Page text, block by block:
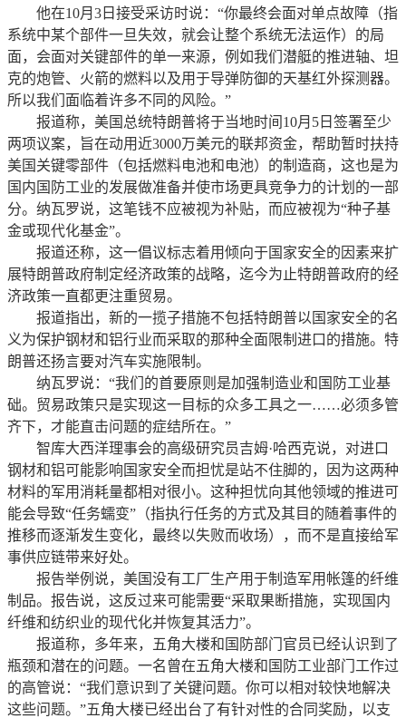
他在10月3日接受采访时说：“你最终会面对单点故障（指
系统中某个部件一旦失效，就会让整个系统无法运作）的局
面，会面对关键部件的单一来源，例如我们潜艇的推进轴、坦
克的炮管、火箭的燃料以及用于导弹防御的天基红外探测器。
所以我们面临着许多不同的风险。”
报道称，美国总统特朗普将于当地时间10月5日签署至少
两项议案，旨在动用近3000万美元的联邦资金，帮助暂时扶持
美国关键零部件（包括燃料电池和电池）的制造商，这也是为
国内国防工业的发展做准备并使市场更具竞争力的计划的一部
分。纳瓦罗说，这笔钱不应被视为补贴，而应被视为“种子基
金或现代化基金”。
报道还称，这一倡议标志着用倾向于国家安全的因素来扩
展特朗普政府制定经济政策的战略，迄今为止特朗普政府的经
济政策一直都更注重贸易。
报道指出，新的一揽子措施不包括特朗普以国家安全的名
义为保护钢材和铝行业而采取的那种全面限制进口的措施。特
朗普还扬言要对汽车实施限制。
纳瓦罗说：“我们的首要原则是加强制造业和国防工业基
础。贸易政策只是实现这一目标的众多工具之一……必须多管
齐下，才能直击问题的症结所在。”
智库大西洋理事会的高级研究员吉姆·哈西克说，对进口
钢材和铝可能影响国家安全而担忧是站不住脚的，因为这两种
材料的军用消耗量都相对很小。这种担忧向其他领域的推进可
能会导致“任务蠕变”（指执行任务的方式及其目的随着事件的
推移而逐渐发生变化，最终以失败而收场），而不是直接给军
事供应链带来好处。
报告举例说，美国没有工厂生产用于制造军用帐篷的纤维
制品。报告说，这反过来可能需要“采取果断措施，实现国内
纤维和纺织业的现代化并恢复其活力”。
报道称，多年来，五角大楼和国防部门官员已经认识到了
瓶颈和潜在的问题。一名曾在五角大楼和国防工业部门工作过
的高管说：“我们意识到了关键问题。你可以相对较快地解决
这些问题。”五角大楼已经出台了有针对性的合同奖励，以支